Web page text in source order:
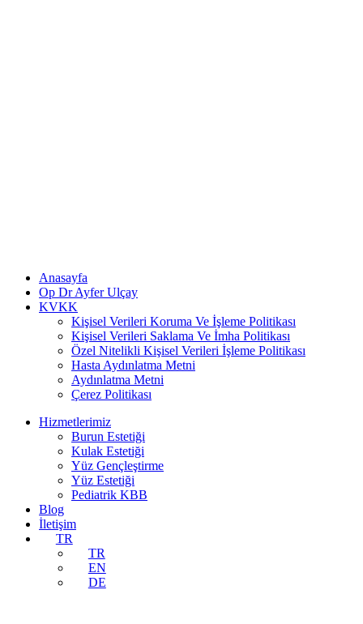
Anasayfa
Op Dr Ayfer Ulçay
KVKK
Kişisel Verileri Koruma Ve İşleme Politikası
Kişisel Verileri Saklama Ve İmha Politikası
Özel Nitelikli Kişisel Verileri İşleme Politikası
Hasta Aydınlatma Metni
Aydınlatma Metni
Çerez Politikası
Hizmetlerimiz
Burun Estetiği
Kulak Estetiği
Yüz Gençleştirme
Yüz Estetiği
Pediatrik KBB
Blog
İletişim
TR
TR
EN
DE